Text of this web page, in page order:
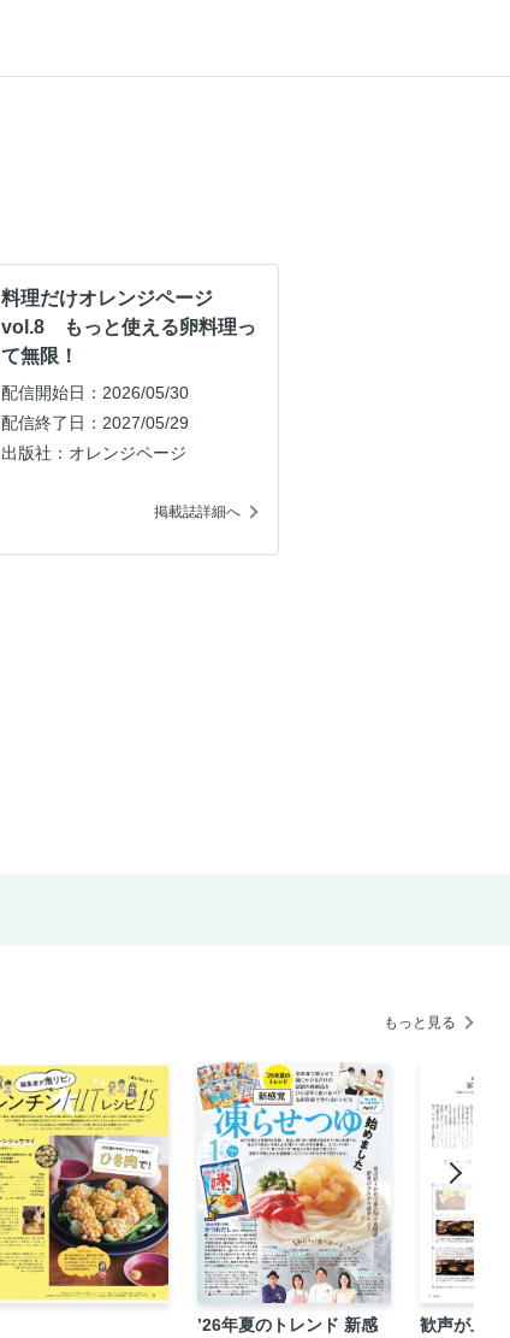
料理だけオレンジページ
vol.8 もっと使える卵料理っ
て無限！
配信開始日：2026/05/30
配信終了日：2027/05/29
出版社：オレンジページ
掲載誌詳細へ
もっと見る
’26年夏のトレンド 新感
歓声が上が